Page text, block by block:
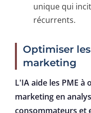
unique qui
récurrents.
Optimiser
marketing
L'IA aide les PME
marketing en
consommateurs et